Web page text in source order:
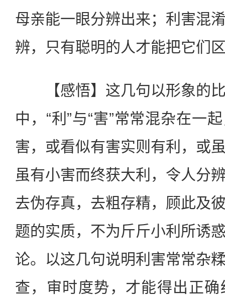
母亲能一眼分辨出来；利害混
辨，只有聪明的人才能把它们
【感悟】这几句以形象的比
中，“利”与“害”常常混杂在一
害，或看似有害实则有利，或
虽有小害而终获大利，令人分
去伪存真，去粗存精，顾此及
题的实质，不为斤斤小利所诱
论。以这几句说明利害常常杂
查，审时度势，才能得出正